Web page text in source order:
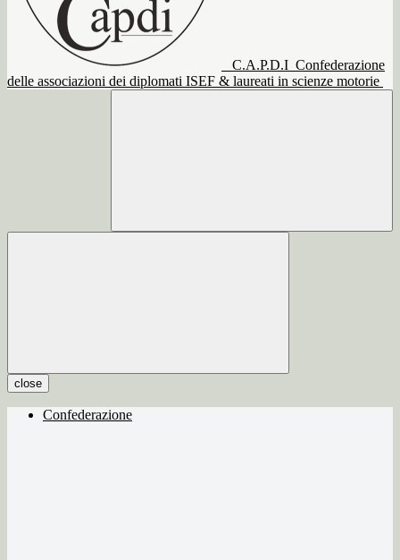
C.A.P.D.I Confederazione
delle associazioni dei diplomati ISEF & laureati in scienze motorie
close
Confederazione